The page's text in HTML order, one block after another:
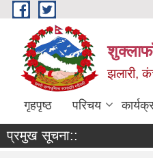
Skip to main content
झलारी,
गृहपृष्ठ परिचय
प्रमुख सूचना::